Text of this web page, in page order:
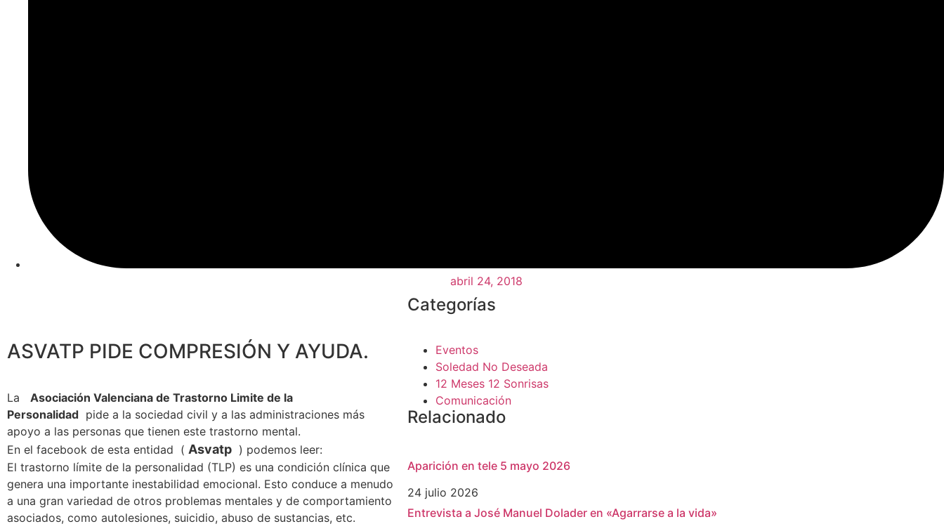
abril 24, 2018
ASVATP PIDE COMPRESIÓN Y AYUDA.
La Asociación Valenciana de Trastorno Limite de la
Personalidad pide a la sociedad civil y a las administraciones más
apoyo a las personas que tienen este trastorno mental.
En el facebook de esta entidad ( Asvatp ) podemos leer:
El trastorno límite de la personalidad (TLP) es una condición clínica que
genera una importante inestabilidad emocional. Esto conduce a menudo
a una gran variedad de otros problemas mentales y de comportamiento
asociados, como autolesiones, suicidio, abuso de sustancias, etc.
Categorías
Eventos
Soledad No Deseada
12 Meses 12 Sonrisas
Comunicación
Relacionado
Aparición en tele 5 mayo 2026
24 julio 2026
Entrevista a José Manuel Dolader en «Agarrarse a la vida»